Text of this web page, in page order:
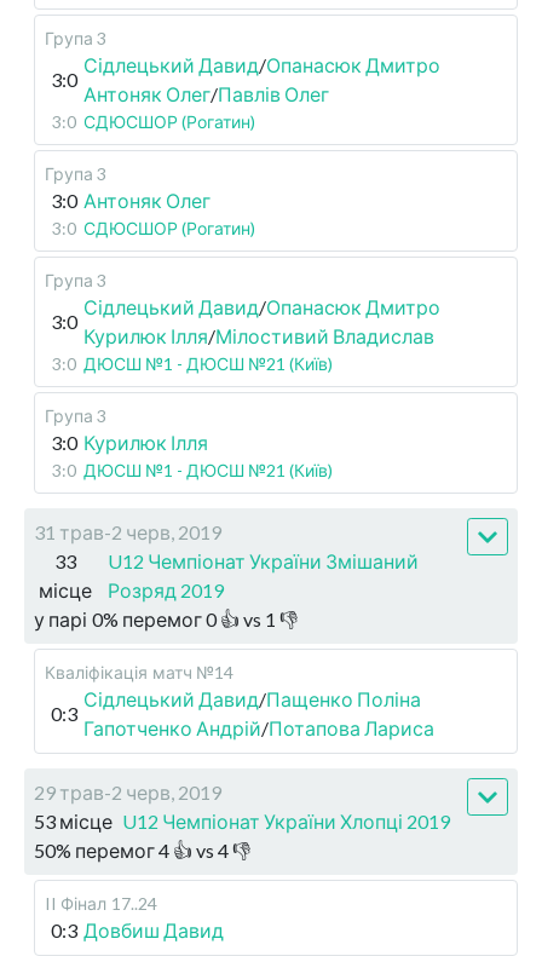
Група 3
3:0
Сідлецький Давид/Опанасюк Дмитро
Антоняк Олег/Павлів Олег
3:0 СДЮСШОР (Рогатин)
Група 3
3:0 Антоняк Олег
3:0 СДЮСШОР (Рогатин)
Група 3
3:0
Сідлецький Давид/Опанасюк Дмитро
Курилюк Ілля/Мілостивий Владислав
3:0 ДЮСШ №1 - ДЮСШ №21 (Київ)
Група 3
3:0 Курилюк Ілля
3:0 ДЮСШ №1 - ДЮСШ №21 (Київ)
31 трав-2 черв, 2019
33
місце
U12 Чемпіонат України Змішаний
Розряд 2019
у парі 0% перемог0👍 vs 1 👎
Кваліфікація матч №14
0:3
Сідлецький Давид/Пащенко Поліна
Гапотченко Андрій/Потапова Лариса
29 трав-2 черв, 2019
53 місце U12 Чемпіонат України Хлопці 2019
50% перемог4 👍 vs 4👎
II Фінал 17..24
0:3 Довбиш Давид